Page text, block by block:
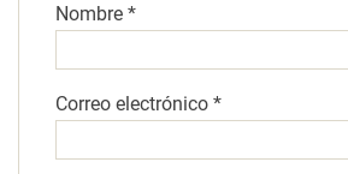
Nombre *
Correo electrónico *